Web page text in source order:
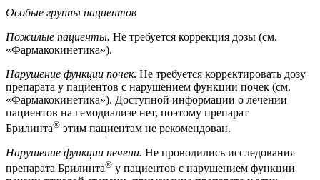
Особые группы пациентов
Пожилые пациенты. Не требуется коррекция дозы (см.
«Фармакокинетика»).
Нарушение функции почек. Не требуется корректировать дозу
препарата у пациентов с нарушением функции почек (см.
«Фармакокинетика»). Доступной информации о лечении
пациентов на гемодиализе нет, поэтому препарат
Брилинта® этим пациентам не рекомендован.
Нарушение функции печени. Не проводились исследования
препарата Брилинта® у пациентов с нарушением функции